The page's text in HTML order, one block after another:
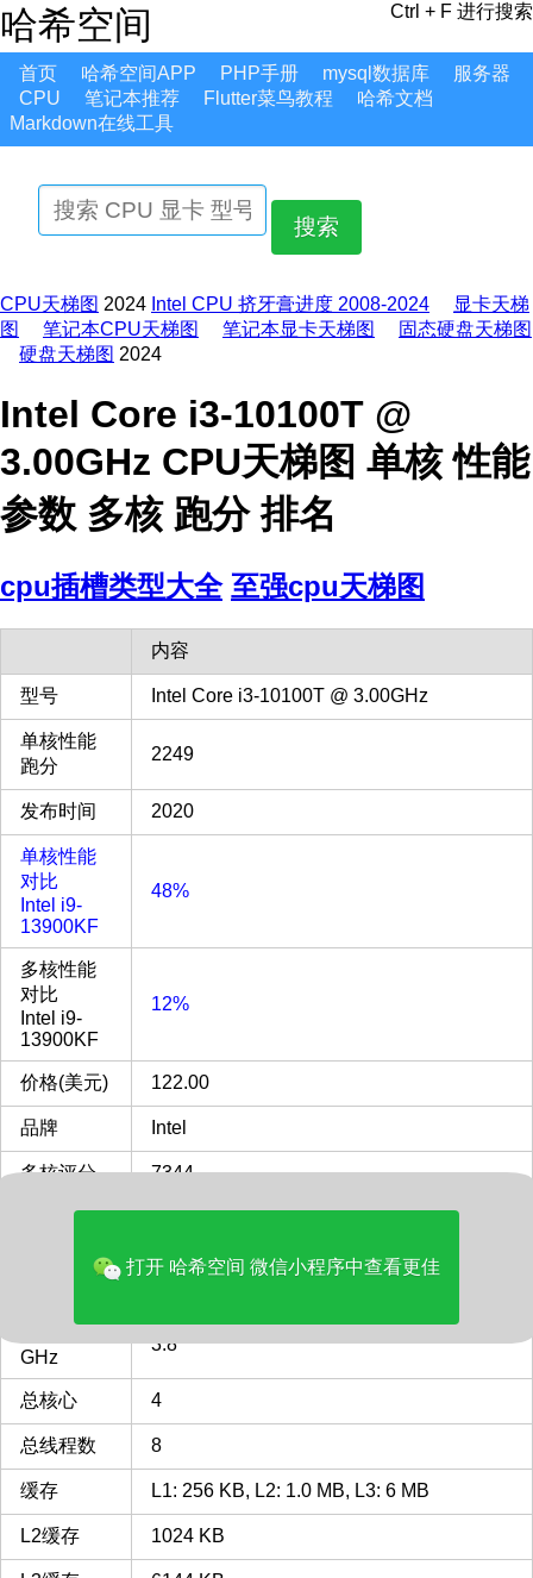
哈希空间 Ctrl + F 进行搜索
首页 哈希空间APP PHP手册 mysql数据库
服务器
CPU
笔记本推荐 Flutter菜鸟教程
哈希文档
Markdown在线工具
搜索
CPU天梯图 2024 Intel CPU 挤牙膏进度 2008-2024
显卡天梯
图
笔记本CPU天梯图 笔记本显卡天梯图
固态硬盘天梯图
硬盘天梯图 2024
Intel Core i3-10100T @
3.00GHz CPU天梯图 单核 性能
参数 多核 跑分 排名
cpu插槽类型大全 至强cpu天梯图
内容
型号 Intel Core i3-10100T @ 3.00GHz
单核性能
跑分
2249
发布时间 2020
单核性能
对比
Intel i9-
13900KF
48%
多核性能
对比
Intel i9-
13900KF
12%
价格(美元) 122.00
品牌 Intel
多核评分 7344
CPU插槽
FCLGA1200FCLGA1200 插槽 接口 CPU
GHz
3.8
总核心 4
总线程数 8
缓存 L1: 256 KB, L2: 1.0 MB, L3: 6 MB
L2缓存 1024 KB
打开 哈希空间 微信小程序中查看更佳